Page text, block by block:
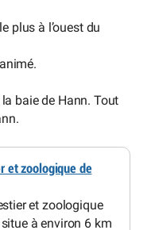
plus à l’ouest du
baie de Hann. Tout
et zoologique de
et zoologique
à environ 6 km